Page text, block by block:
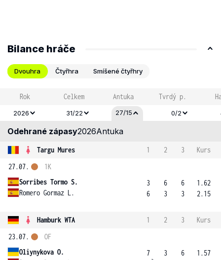
Bilance hráče
Dvouhra Čtyřhra Smíšené čtyřhry
Rok Celkem Antuka Tvrdý p.
2026 31/22 27/15 0/2
Odehrané zápasy2026Antuka
Targu Mures 1 2 3
Kurs
27.07.
Sorribes Tormo S.
Romero Gormaz L.
1K
3
6
6
3
6
3
1.62
2.15
Hamburk WTA 1 2 3
Kurs
23.07.
Oliynykova O.
OF
7
3
6
1.57